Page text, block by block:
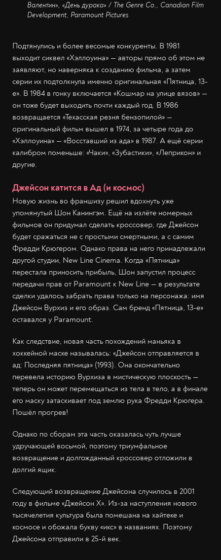
Валентин», «День дурака» / The Genre Co., Canadian Film
Development, Paramount Pictures
Подтянулись и более весомые конкуренты. В 1981
выходит сиквел «Хэллоуина» — авторы прямо об этом не
заявляют, но наверняка к созданию фильма, а затем
серии их подтолкнула именно оригинальная «Пятница, 13-
е». В 1984 в гонку включается «Кошмар на улице вязов» —
он тоже будет выходить почти каждый год. В 1986
возвращается «Техасская резня бензопилой» —
оригинальный фильм вышел в 1974, за четыре года до
«Хэллоуина» — «Восставший из ада» в 1987. А ещё серии
калибром поменьше: «Чаки», «Зубастики», «Леприкон» и
другие.
Джейсон катится в Ад (и космос)
Новую жизнь во франшизу решил вдохнуть уже
упомянутый Шон Канингэм. Ещё на излёте номерных
фильмов он придумал сделать кроссовер, где Джейсон
будет сражаться не с простыми смертными, а с самим
Фредди Крюгером. Однако права на него принадлежали
другой студии, New Line Cinema. Когда «Пятница»
перестала приносить прибыль, Шон запустил процесс
передачи прав от Paramount к New Line — в результате
сделки удалось забрать права только на персонажа: имя
Джейсон Вурхиз и его образ. Сам бренд «Пятница, 13-е»
оставался у Paramount.
Как следствие, новая часть похождений маньяка в
хоккейной маске называлась: «Джейсон отправляется в
ад: Последняя пятница» (1993). Она окончательно
перевела историю Вурхиза в мистическую плоскость —
теперь он может перемещаться из тела в тело, а в финале
его маску затаскивает под землю рука Фредди Крюгера.
Пошёл прогрев!
Однако по сборам эта часть оказалась чуть лучше
удручающей восьмой, поэтому триумфальное
возвращение и долгожданный кроссовер отложили в
долгий ящик.
Следующий возвращение Джейсона случилось в 2001
году в фильме «Джейсон X». Из-за наступления нового
тысячелетия культура была помешана на хайтеке и
космосе и обожала букву «икс» в названиях. Поэтому
Джейсона отправили в 25-й век.